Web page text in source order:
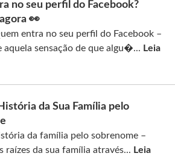
no seu perfil do Facebook?
👀
entra no seu perfil do Facebook –
aquela sensação de que algu�... Leia
da Sua Família pelo
da família pelo sobrenome –
raízes da sua família através... Leia